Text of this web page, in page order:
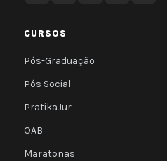
CURSOS
Pós-Graduação
Pós Social
PratikaJur
OAB
Maratonas